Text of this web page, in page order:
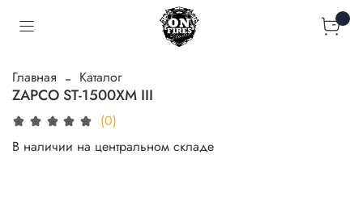
Главная Каталог
ZAPCO ST-1500XM III
(0)
В наличии на центральном складе